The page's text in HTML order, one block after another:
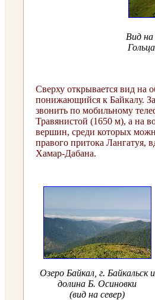
Вид на
Сверху открывается вид на
понижающийся к Байкалу.
звонить по мобильному
Травянистой (1650 м), а на
вершин, среди которых
правого притока Лангатуя,
Хамар-Дабана.
Озеро Байкал, г. Байкальск и
долина Б. Осиновки
(вид на север)